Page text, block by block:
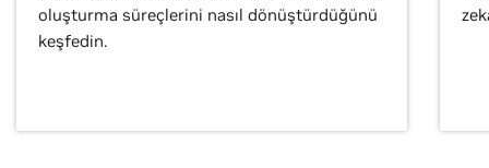
oluşturma süreçlerini nasıl dönüştürdüğünü
keşfedin.